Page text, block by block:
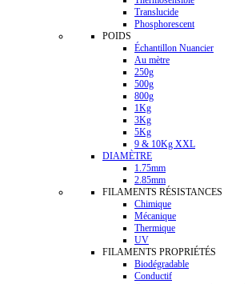
Translucide
Phosphorescent
POIDS
Échantillon Nuancier
Au mètre
250g
500g
800g
1Kg
3Kg
5Kg
9 & 10Kg XXL
DIAMÈTRE
1.75mm
2.85mm
FILAMENTS RÉSISTANCES
Chimique
Mécanique
Thermique
UV
FILAMENTS PROPRIÉTÉS
Biodégradable
Conductif